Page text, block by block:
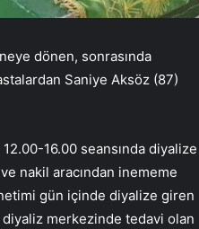
dönen, sonrasında
Saniye Aksöz (87)
16.00 seansında diyalize
nakil aracından inememe
gün içinde diyalize giren
diyaliz merkezinde tedavi olan